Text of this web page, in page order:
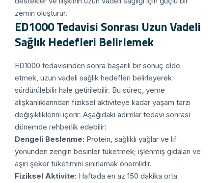
zemin oluşturur.
ED1000 Tedavisi Sonrası Uzun Vadeli
Sağlık Hedefleri Belirlemek
ED1000 tedavisinden sonra başarılı bir sonuç elde
etmek, uzun vadeli sağlık hedefleri belirleyerek
sürdürülebilir hale getirilebilir. Bu süreç, yeme
alışkanlıklarından fiziksel aktiviteye kadar yaşam tarzı
değişikliklerini içerir. Aşağıdaki adımlar tedavi sonrası
dönemde rehberlik edebilir:
Dengeli Beslenme: Protein, sağlıklı yağlar ve lif
yönünden zengin besinler tüketmek; işlenmiş gıdaları ve
aşırı şeker tüketimini sınırlamak önemlidir.
Fiziksel Aktivite: Haftada en az 150 dakika orta